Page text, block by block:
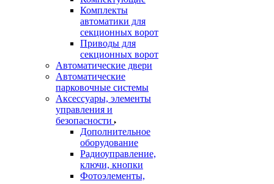
Комплекты
автоматики для
секционных ворот
Приводы для
секционных ворот
Автоматические двери
Автоматические
парковочные системы
Аксессуары, элементы
управления и
безопасности
Дополнительное
оборудование
Радиоуправление,
ключи, кнопки
Фотоэлементы,